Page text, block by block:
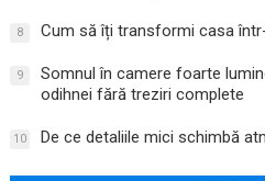
8 Cum să îți transformi casa
9
Somnul în camere foarte
odihnei fără treziri complete
10 De ce detaliile mici schimbă